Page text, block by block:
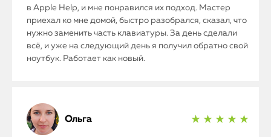
в Apple Help, и мне понравился их подход. Мастер
приехал ко мне домой, быстро разобрался, сказал, что
нужно заменить часть клавиатуры. За день сделали
всё, и уже на следующий день я получил обратно свой
ноутбук. Работает как новый.
Ольга ★ ★ ★ ★ ★